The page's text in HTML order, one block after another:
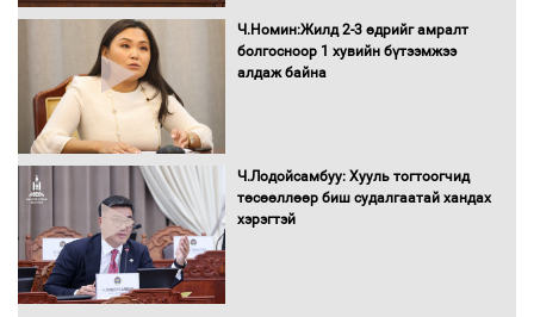
буй асуудлуудыг Засгийн газрын
хуралдаанд танилцуулж,
шийдвэрлүүлнэ
оролцож байгаа баг тамирчдад
амжилт хүслээ
Ч.Номин:Жилд 2-3 өдрийг амралт
болгосноор 1 хувийн бүтээмжээ
алдаж байна
Ч.Лодойсамбуу: Хууль тогтоогчид
төсөөллөөр биш судалгаатай хандах
хэрэгтэй